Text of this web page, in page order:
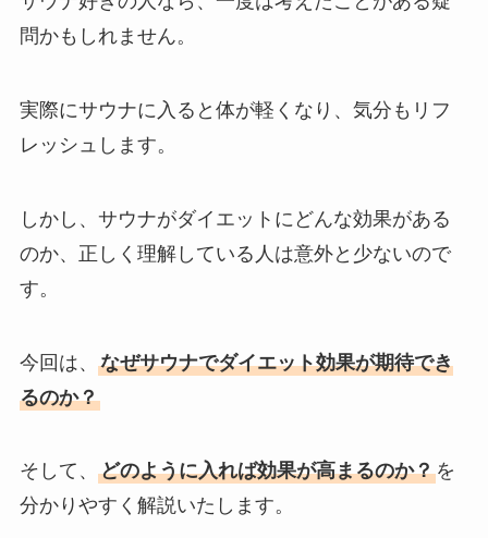
問かもしれません。
実際にサウナに入ると体が軽くなり、気分もリフ
レッシュします。
しかし、サウナがダイエットにどんな効果がある
のか、正しく理解している人は意外と少ないので
す。
今回は、 なぜサウナでダイエット効果が期待でき
るのか？
そして、 どのように入れば効果が高まるのか？を
分かりやすく解説いたします。